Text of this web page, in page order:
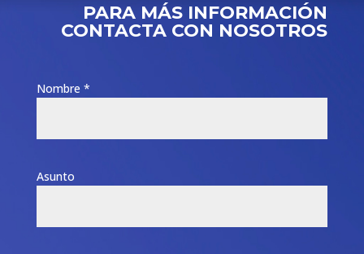
PARA MÁS INFORMACIÓN
CONTACTA CON NOSOTROS
Nombre *
Asunto